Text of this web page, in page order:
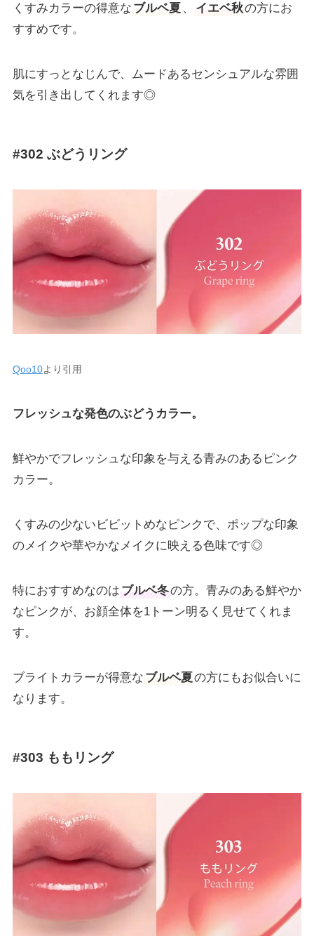
くすみカラーの得意な ブルベ夏 、 イエベ秋の方にお
すすめです。
肌にすっとなじんで、ムードあるセンシュアルな雰囲
気を引き出してくれます◎
#302 ぶどうリング
Qoo10より引用
フレッシュな発色のぶどうカラー。
鮮やかでフレッシュな印象を与える青みのあるピンク
カラー。
くすみの少ないビビットめなピンクで、ポップな印象
のメイクや華やかなメイクに映える色味です◎
特におすすめなのはブルベ冬の方。青みのある鮮やか
なピンクが、お顔全体を1トーン明るく見せてくれま
す。
ブライトカラーが得意な ブルベ夏の方にもお似合いに
なります。
#303 ももリング